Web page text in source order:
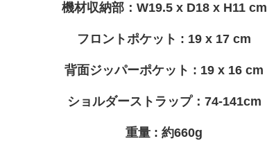
機材収納部：W19.5 x D18 x H11 cm
フロントポケット : 19 x 17 cm
背面ジッパーポケット : 19 x 16 cm
ショルダーストラップ：74-141cm
重量 : 約660g